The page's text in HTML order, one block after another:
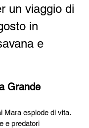
un viaggio di
in
e
Grande
Mara esplode di vita.
e predatori